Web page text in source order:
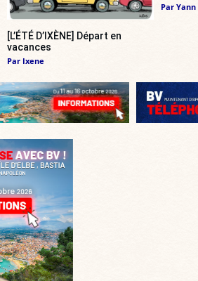
[L’ÉTÉ D’IXÈNE] Départ en
vacances
Par Ixene
Par